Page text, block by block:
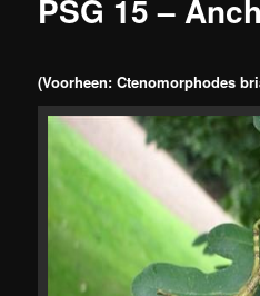
PSG 15 –
(Voorheen: Ctenomorphodes